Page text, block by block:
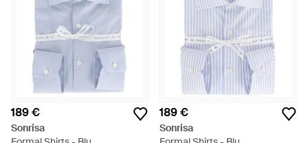
189 €
Sonrisa
189 €
Sonrisa